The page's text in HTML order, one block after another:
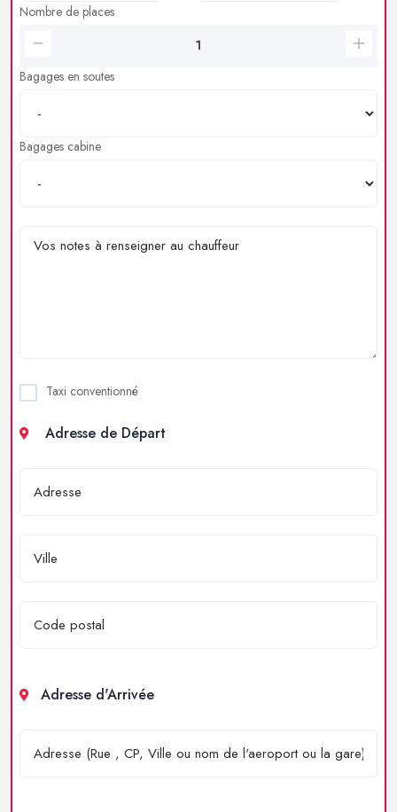
Nombre de places
Bagages en soutes
Bagages cabine
Taxi conventionné
Adresse de Départ
Adresse d'Arrivée